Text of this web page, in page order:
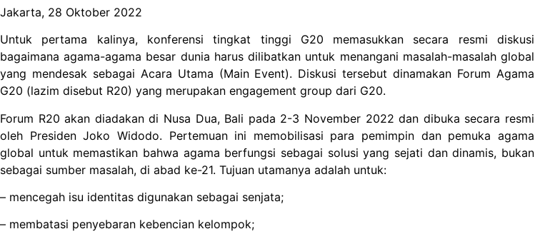
Jakarta, 28 Oktober 2022
Untuk pertama kalinya, konferensi tingkat tinggi G20 memasukkan secara resmi diskusi
bagaimana agama-agama besar dunia harus dilibatkan untuk menangani masalah-masalah global
yang mendesak sebagai Acara Utama (Main Event). Diskusi tersebut dinamakan Forum Agama
G20 (lazim disebut R20) yang merupakan engagement group dari G20.
Forum R20 akan diadakan di Nusa Dua, Bali pada 2-3 November 2022 dan dibuka secara resmi
oleh Presiden Joko Widodo. Pertemuan ini memobilisasi para pemimpin dan pemuka agama
global untuk memastikan bahwa agama berfungsi sebagai solusi yang sejati dan dinamis, bukan
sebagai sumber masalah, di abad ke-21. Tujuan utamanya adalah untuk:
– mencegah isu identitas digunakan sebagai senjata;
– membatasi penyebaran kebencian kelompok;